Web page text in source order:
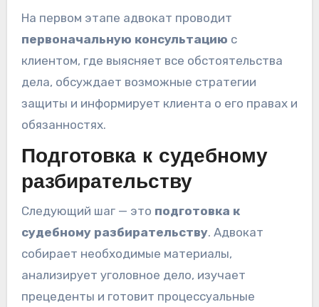
На первом этапе адвокат проводит
первоначальную консультацию с
клиентом, где выясняет все обстоятельства
дела, обсуждает возможные стратегии
защиты и информирует клиента о его правах и
обязанностях.
Подготовка к судебному
разбирательству
Следующий шаг — это подготовка к
судебному разбирательству. Адвокат
собирает необходимые материалы,
анализирует уголовное дело, изучает
прецеденты и готовит процессуальные